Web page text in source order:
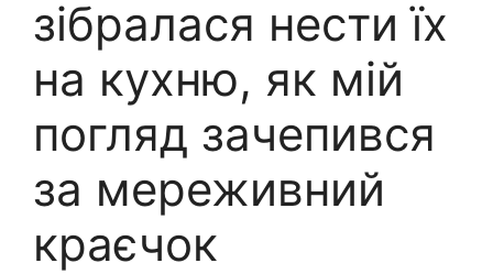
зібралася нести їх
на кухню, як мій
погляд зачепився
за мереживний
краєчок